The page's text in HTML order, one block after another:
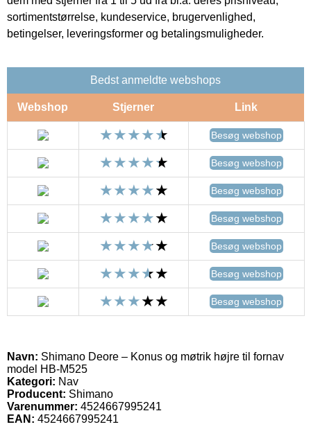
sortimentstørrelse, kundeservice, brugervenlighed,
betingelser, leveringsformer og betalingsmuligheder.
Bedst anmeldte webshops
Webshop Stjerner Link
Besøg webshop
Besøg webshop
Besøg webshop
Besøg webshop
Besøg webshop
Besøg webshop
Besøg webshop
Navn: Shimano Deore – Konus og møtrik højre til fornav
model HB-M525
Kategori: Nav
Producent: Shimano
Varenummer: 4524667995241
EAN: 4524667995241